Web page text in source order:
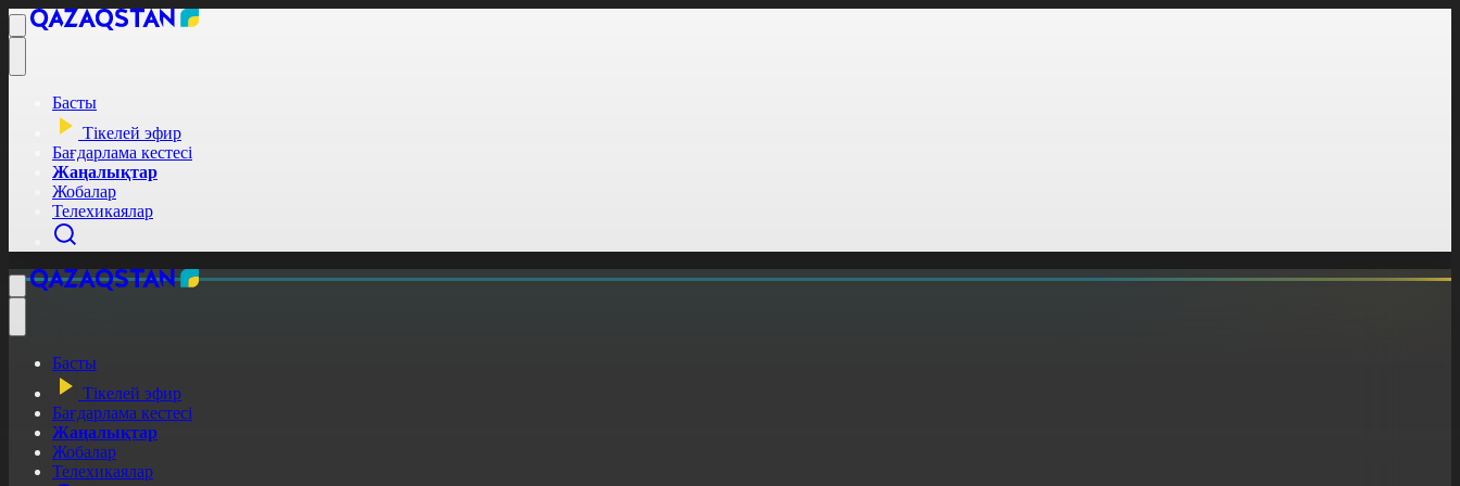
Басты
Тікелей эфир
Бағдарлама кестесі
Жаңалықтар
Жобалар
Телехикаялар
Басты
Тікелей эфир
Бағдарлама кестесі
Жаңалықтар
Жобалар
Телехикаялар